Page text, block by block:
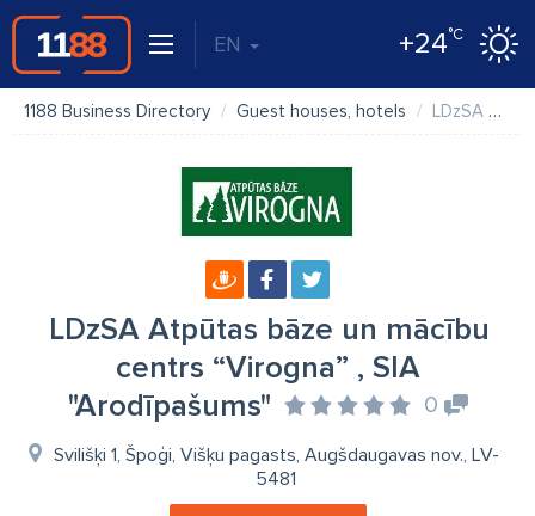
EN +24°C
1188 Business Directory Guest houses, hotels LDzSA Atpūtas bāze un mācību centrs “Virogna” , SIA "Arodīpašums"
LDzSA Atpūtas bāze un mācību
centrs “Virogna” , SIA
"Arodīpašums"
0
Svilišķi 1, Špoģi, Višķu pagasts, Augšdaugavas nov., LV-
5481